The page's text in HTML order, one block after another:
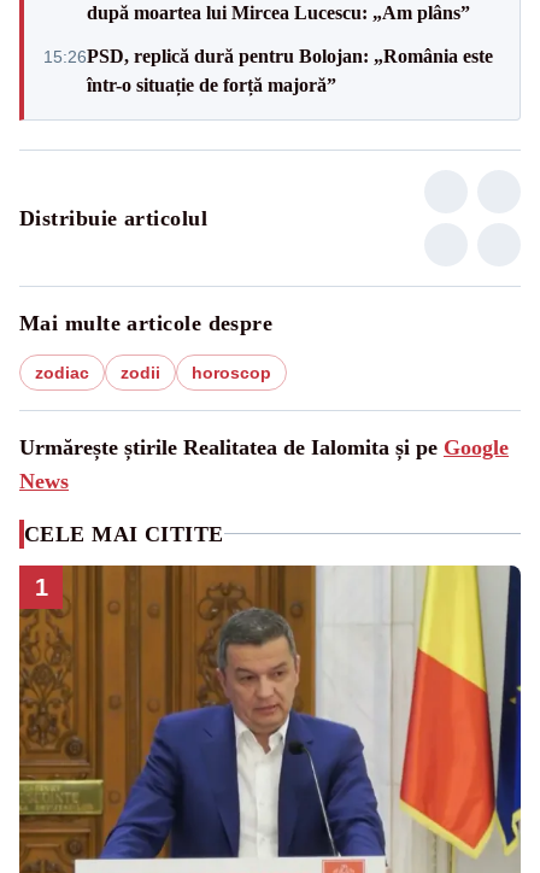
după moartea lui Mircea Lucescu: „Am plâns”
15:26PSD, replică dură pentru Bolojan: „România este
într-o situație de forță majoră”
Distribuie articolul
Mai multe articole despre
zodiac zodii horoscop
Urmărește știrile Realitatea de Ialomita și pe Google
News
CELE MAI CITITE
1